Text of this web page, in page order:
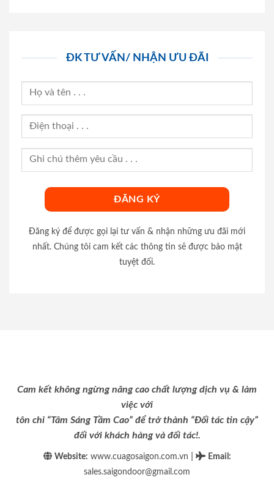
ĐK TƯ VẤN/ NHẬN ƯU ĐÃI
Đăng ký để được gọi lại tư vấn & nhận những ưu đãi mới
nhất. Chúng tôi cam kết các thông tin sẽ được bảo mật
tuyệt đối.
Cam kết không ngừng nâng cao chất lượng dịch vụ & làm
việc với
tôn chỉ “Tâm Sáng Tầm Cao” để trở thành “Đối tác tin cậy”
đối với khách hàng và đối tác!.
Website: www.cuagosaigon.com.vn Email :
sales.saigondoor@gmail.com